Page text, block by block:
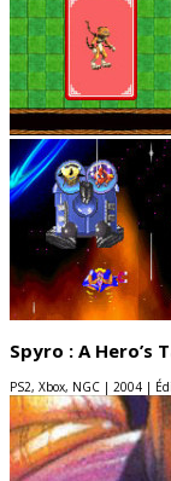
Spyro : A Hero’s
PS2, Xbox, NGC | 2004 |